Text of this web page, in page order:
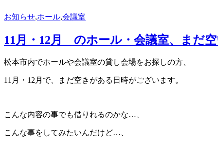
お知らせ,ホール,会議室
11月・12月 のホール・会議室、まだ
松本市内でホールや会議室の貸し会場をお探しの方、
11月・12月で、まだ空きがある日時がございます。
こんな内容の事でも借りれるのかな…、
こんな事をしてみたいんだけど…、